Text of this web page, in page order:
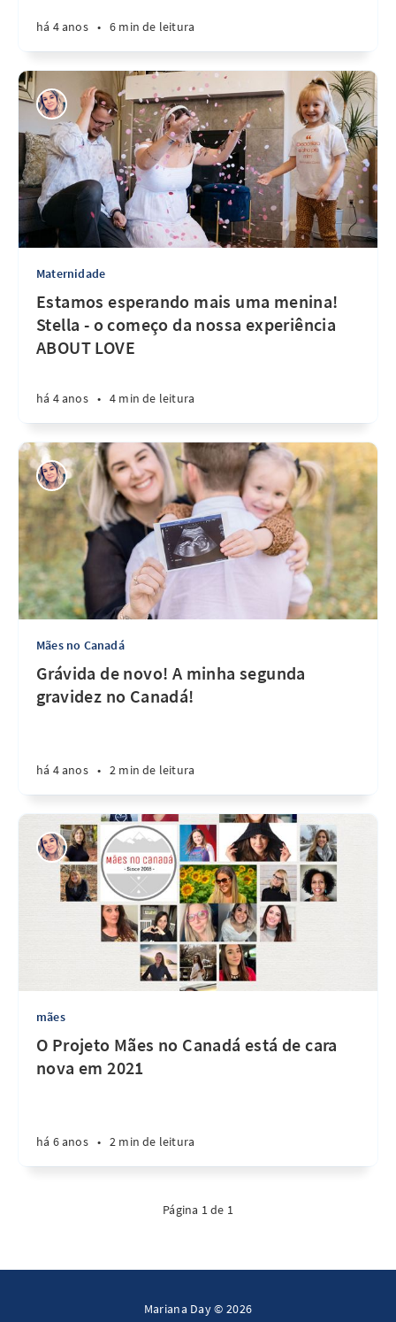
há 4 anos • 6 min de leitura
Maternidade
Estamos esperando mais uma menina!
Stella - o começo da nossa experiência
ABOUT LOVE
há 4 anos • 4 min de leitura
Mães no Canadá
Grávida de novo! A minha segunda
gravidez no Canadá!
há 4 anos • 2 min de leitura
mães
O Projeto Mães no Canadá está de cara
nova em 2021
há 6 anos • 2 min de leitura
Página 1 de 1
Mariana Day © 2026